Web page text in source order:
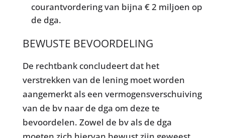
courantvordering van bijna € 2 miljoen op
de dga.
BEWUSTE BEVOORDELING
De rechtbank concludeert dat het
verstrekken van de lening moet worden
aangemerkt als een vermogensverschuiving
van de bv naar de dga om deze te
bevoordelen. Zowel de bv als de dga